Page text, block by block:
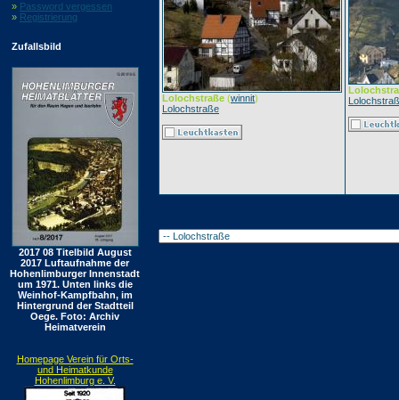
» Password vergessen
» Registrierung
Zufallsbild
2017 08 Titelbild August
2017 Luftaufnahme der
Hohenlimburger Innenstadt
um 1971. Unten links die
Weinhof-Kampfbahn, im
Hintergrund der Stadtteil
Oege. Foto: Archiv
Heimatverein
Homepage Verein für Orts-
und Heimatkunde
Hohenlimburg e. V.
Lolochstraße (winnit)
Lolochstraße